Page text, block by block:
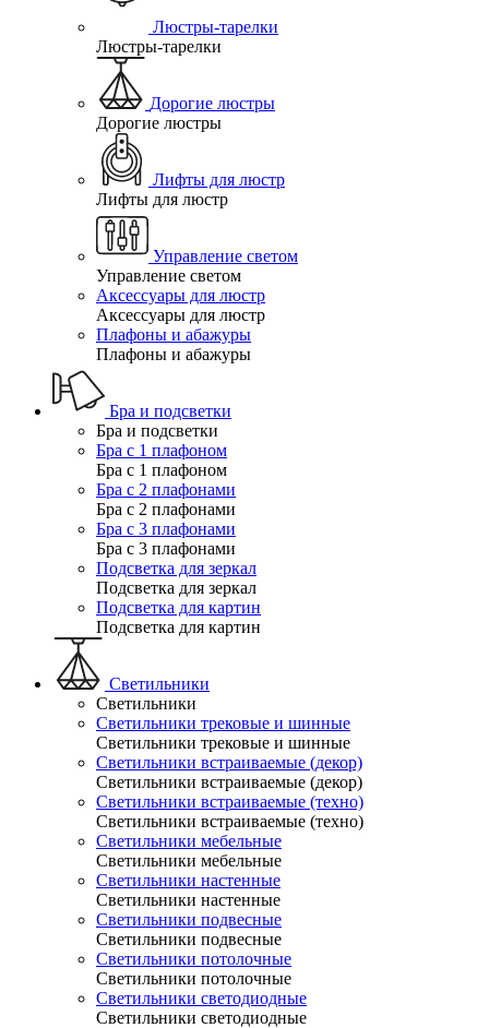
Люстры-тарелки
Люстры-тарелки
Дорогие люстры
Дорогие люстры
Лифты для люстр
Лифты для люстр
Управление светом
Управление светом
Аксессуары для люстр
Аксессуары для люстр
Плафоны и абажуры
Плафоны и абажуры
Бра и подсветки
Бра и подсветки
Бра с 1 плафоном
Бра с 1 плафоном
Бра с 2 плафонами
Бра с 2 плафонами
Бра с 3 плафонами
Бра с 3 плафонами
Подсветка для зеркал
Подсветка для зеркал
Подсветка для картин
Подсветка для картин
Светильники
Светильники
Светильники трековые и шинные
Светильники трековые и шинные
Светильники встраиваемые (декор)
Светильники встраиваемые (декор)
Светильники встраиваемые (техно)
Светильники встраиваемые (техно)
Светильники мебельные
Светильники мебельные
Светильники настенные
Светильники настенные
Светильники подвесные
Светильники подвесные
Светильники потолочные
Светильники потолочные
Светильники светодиодные
Светильники светодиодные